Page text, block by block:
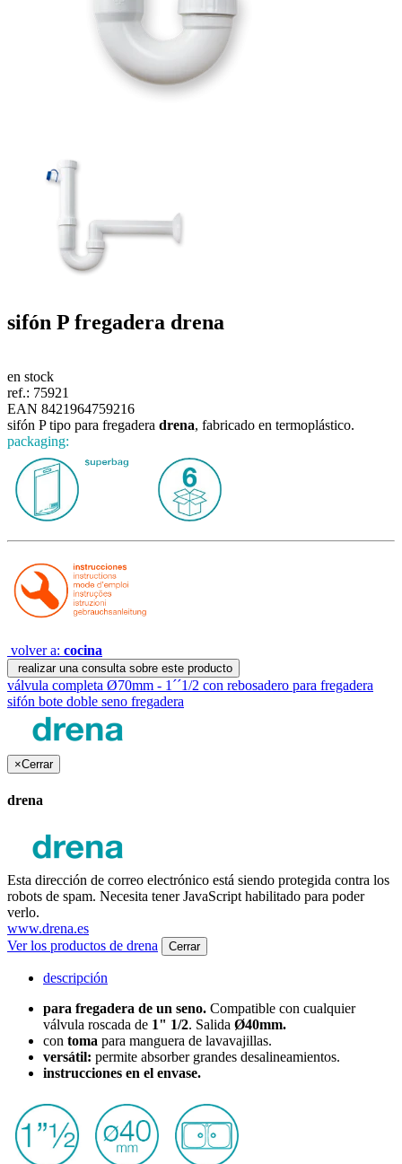
sifón P fregadera drena
en stock
ref.: 75921
EAN 8421964759216
sifón P tipo para fregadera drena, fabricado en termoplástico.
packaging:
volver a: cocina
realizar una consulta sobre este producto
válvula completa Ø70mm - 1´´1/2 con rebosadero para fregadera
sifón bote doble seno fregadera
×Cerrar
drena
Esta dirección de correo electrónico está siendo protegida contra los
robots de spam. Necesita tener JavaScript habilitado para poder
verlo.
www.drena.es
Ver los productos de drena
Cerrar
descripción
para fregadera de un seno. Compatible con cualquier
válvula roscada de 1" 1/2. Salida Ø40mm.
con toma para manguera de lavavajillas.
versátil: permite absorber grandes desalineamientos.
instrucciones en el envase.